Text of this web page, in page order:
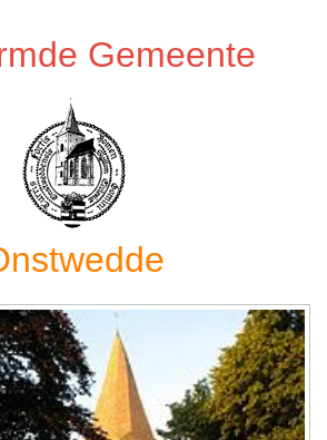
Gemeente